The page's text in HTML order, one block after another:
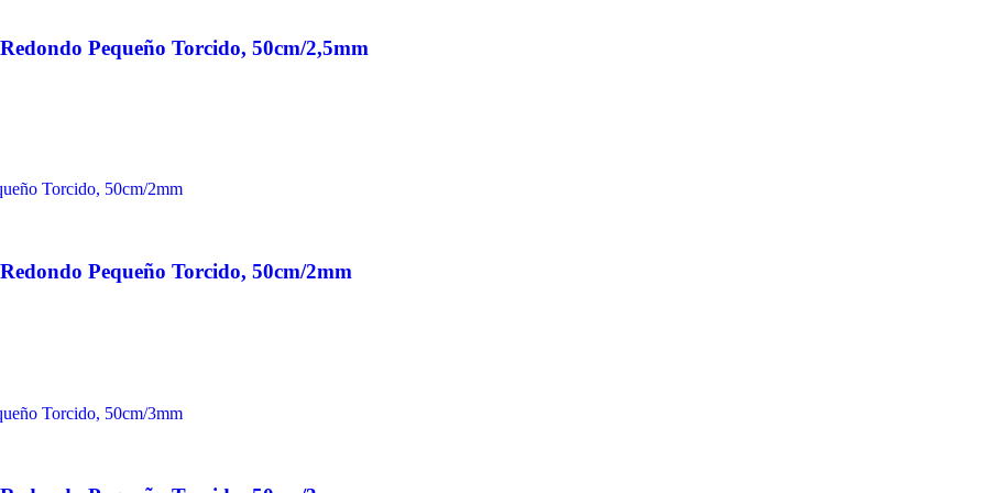
Pequeño Torcido, 50cm/2,5mm
Pequeño Torcido, 50cm/2mm